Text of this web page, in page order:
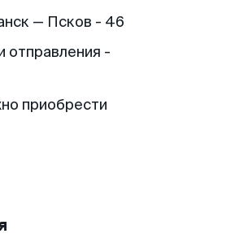
— Псков - 46
отправления -
приобрести